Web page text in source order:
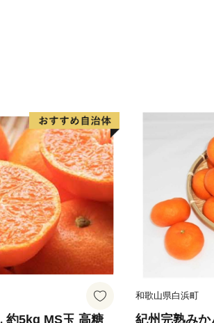
約5kg MS玉 高糖
和歌山県白浜町
紀州完熟みか